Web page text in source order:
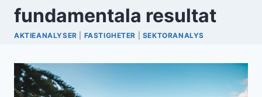
fundamentala resultat
AKTIEANALYSER FASTIGHETER SEKTORANALYS